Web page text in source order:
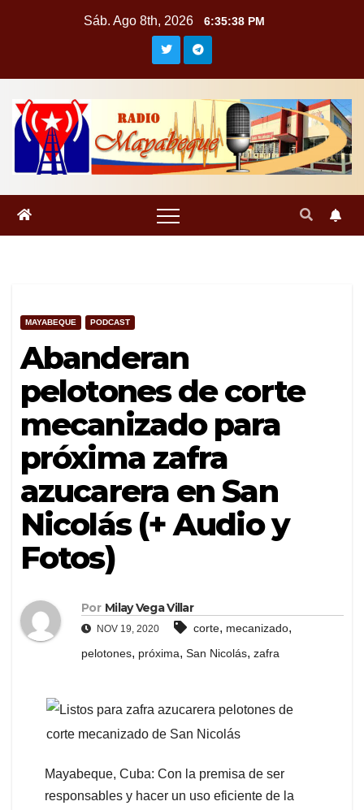
Sáb. Ago 8th, 2026 6:35:39 PM
MAYABEQUE PODCAST
Abanderan
pelotones de corte
mecanizado para
próxima zafra
azucarera en San
Nicolás (+ Audio y
Fotos)
Por Milay Vega Villar
NOV 19, 2020 corte, mecanizado,
pelotones, próxima, San Nicolás, zafra
Mayabeque, Cuba: Con la premisa de ser
responsables y hacer un uso eficiente de la